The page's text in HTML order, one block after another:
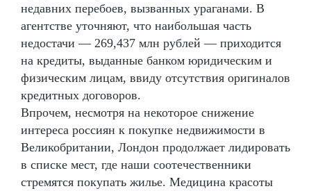
недавних перебоев, вызванных ураганами. В
агентстве уточняют, что наибольшая часть
недостачи — 269,437 млн рублей — приходится
на кредиты, выданные банком юридическим и
физическим лицам, ввиду отсутствия оригиналов
кредитных договоров.
Впрочем, несмотря на некоторое снижение
интереса россиян к покупке недвижимости в
Великобритании, Лондон продолжает лидировать
в списке мест, где наши соотечественники
стремятся покупать жилье. Медицина красоты